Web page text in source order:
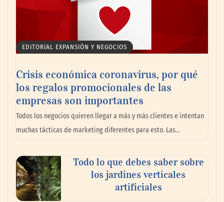
La omnicanalidad redefine la forma de
planear viajes en México
EDITORIAL EXPANSIÓN Y NEGOCIOS
Crisis económica coronavirus, por qué
los regalos promocionales de las
empresas son importantes
Todos los negocios quieren llegar a más y más clientes e intentan
muchas tácticas de marketing diferentes para esto. Las…
Todo lo que debes saber sobre
los jardines verticales
artificiales